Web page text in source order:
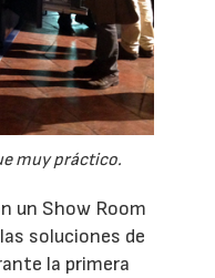
muy práctico.
un Show Room
soluciones de
la primera